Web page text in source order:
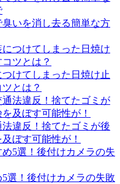
いを消し去る簡単な方
けてしまった日焼け止
とは？
違反！捨てたゴミが後
ぼす可能性が！
選！後付けカメラの失敗